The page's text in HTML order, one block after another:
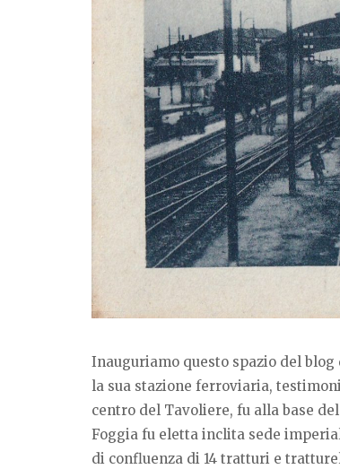
Inauguriamo questo spazio del
la sua stazione ferroviaria,
centro del Tavoliere, fu alla base
Foggia fu eletta inclita sede
di confluenza di 14 tratturi e